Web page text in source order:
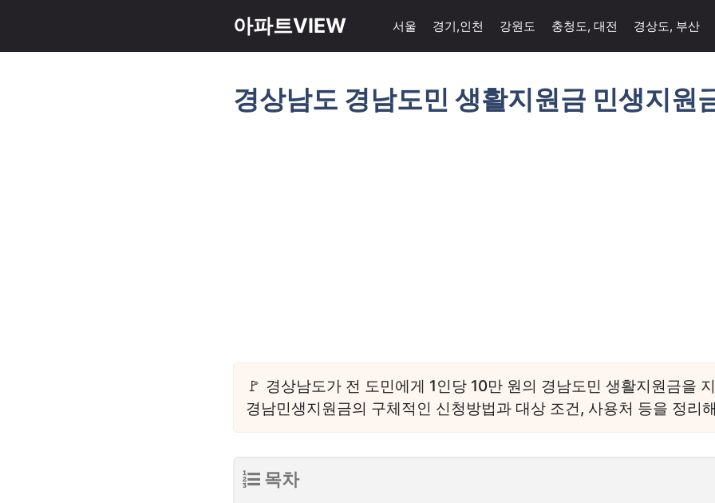
츠
아파트VIEW 서울 경기,인천 강원도 충청도, 대전 경상도, 부산
경상남도 경남도민 생활지원금 민생지원
경상남도가 전 도민에게 1인당 10만 원의 경남도민 생활지원금을
경남민생지원금의 구체적인 신청방법과 대상 조건, 사용처 등을 정리
목차